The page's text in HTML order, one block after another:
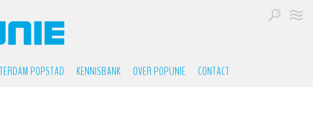
POPSTAD KENNISBANK OVER POPUNIE CONTACT